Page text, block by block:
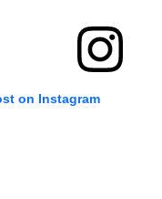
on Instagram